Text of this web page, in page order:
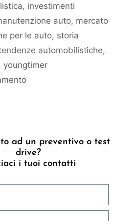
, investimenti
auto, mercato
per le auto, storia
automobilistiche,
, youngtimer
ad un preventivo o test
drive?
i tuoi contatti